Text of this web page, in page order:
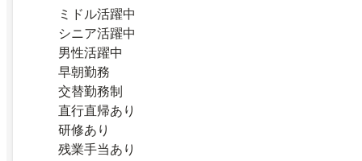
ミドル活躍中
シニア活躍中
男性活躍中
早朝勤務
交替勤務制
直行直帰あり
研修あり
残業手当あり